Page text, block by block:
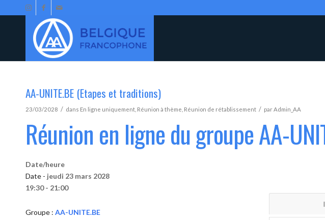
AA-UNITE.BE (Etapes et traditions)
23/03/2028 / dans En ligne uniquement Réunion à thème Réunion de rétablissement / parAdmin_AA
Réunion en ligne du groupe AA-
Date/heure
Date - jeudi 23 mars 2028
19:30 - 21:00
Groupe : AA-UNITE.BE